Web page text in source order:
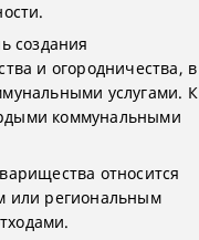
создания
и огородничества, в
услугами. К
коммунальными
относится
или региональным